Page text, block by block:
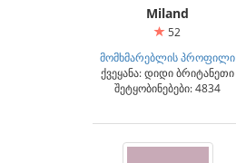
Miland
52
მომხმარებლის პროფილი
ქვეყანა: დიდი ბრიტანეთი
შეტყობინებები: 4834